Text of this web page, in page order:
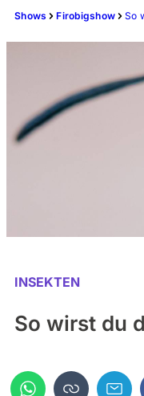
Shows Firobigshow So
INSEKTEN
So wirst du